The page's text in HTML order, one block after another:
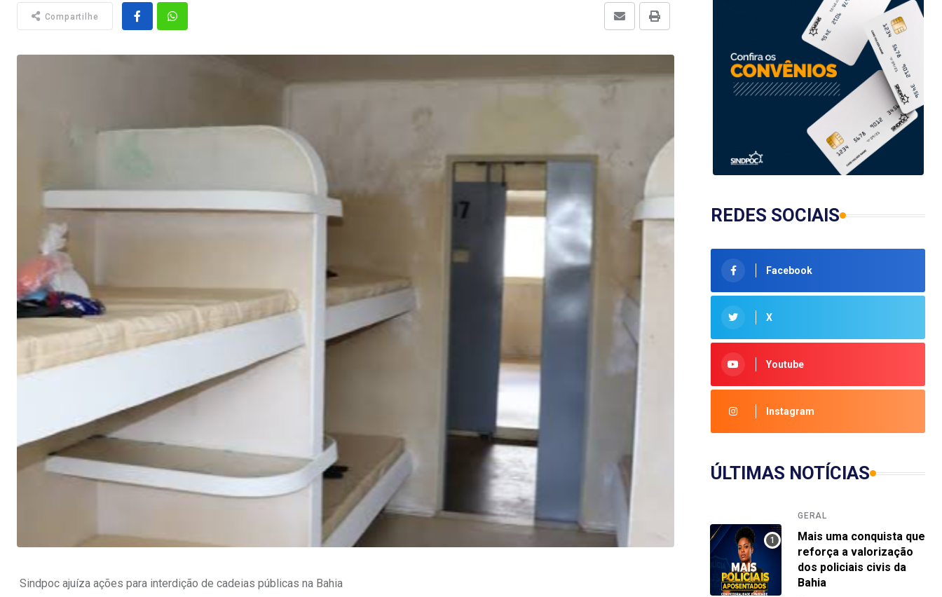
Compartilhe
Sindpoc ajuíza ações para interdição de cadeias públicas na Bahia
REDES SOCIAIS
Facebook
X
Youtube
Instagram
ÚLTIMAS NOTÍCIAS
GERAL
Mais uma conquista que
reforça a valorização
dos policiais civis da
Bahia